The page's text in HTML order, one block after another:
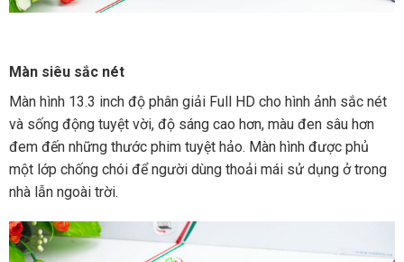
Màn siêu sắc nét
Màn hình 13.3 inch độ phân giải Full HD cho hình ảnh sắc nét
và sống động tuyệt vời, độ sáng cao hơn, màu đen sâu hơn
đem đến những thước phim tuyệt hảo. Màn hình được phủ
một lớp chống chói để người dùng thoải mái sử dụng ở trong
nhà lẫn ngoài trời.